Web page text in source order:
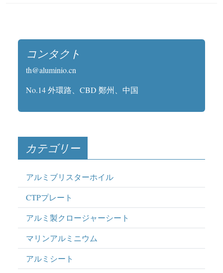
コンタクト
th@aluminio.cn
No.14 外環路、CBD 鄭州、中国
カテゴリー
アルミブリスターホイル
CTPプレート
アルミ製クロージャーシート
マリンアルミニウム
アルミシート